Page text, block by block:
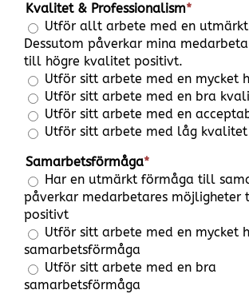
Kvalitet & Professionalism*
Utför allt arbete med en
Dessutom påverkar mina
till högre kvalitet positivt.
Utför sitt arbete med en mycket
Utför sitt arbete med en bra
Utför sitt arbete med en
Utför sitt arbete med låg kvalitet
Samarbetsförmåga*
Har en utmärkt förmåga till
påverkar medarbetares möjligheter
positivt
Utför sitt arbete med en mycket
samarbetsförmåga
Utför sitt arbete med en bra
samarbetsförmåga